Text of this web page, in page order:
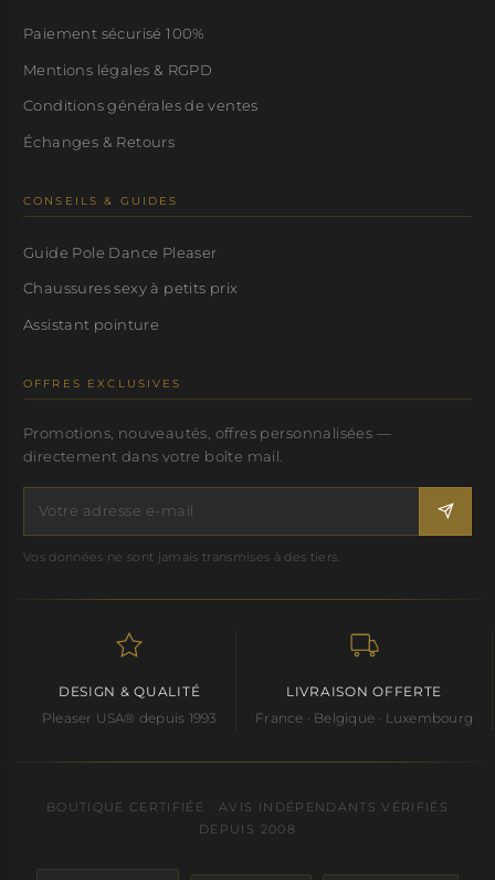
Paiement sécurisé 100%
Mentions légales & RGPD
Conditions générales de ventes
Échanges & Retours
CONSEILS & GUIDES
Guide Pole Dance Pleaser
Chaussures sexy à petits prix
Assistant pointure
OFFRES EXCLUSIVES
Promotions, nouveautés, offres personnalisées —
directement dans votre boîte mail.
Vos données ne sont jamais transmises à des tiers.
DESIGN & QUALITÉ
Pleaser USA® depuis 1993
LIVRAISON OFFERTE
France · Belgique · Luxembourg
BOUTIQUE CERTIFIÉE · AVIS INDÉPENDANTS VÉRIFIÉS
DEPUIS 2008